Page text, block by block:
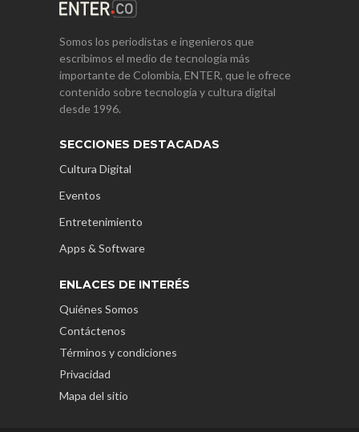
Somos los periodistas e ingenieros que
escribimos el medio de tecnología más
importante de Colombia, ENTER, que le ofrece
contenido sobre tecnología y cultura digital
desde 1996.
SECCIONES DESTACADAS
Cultura Digital
Eventos
Entretenimiento
Apps & Software
ENLACES DE INTERÉS
Quiénes Somos
Contáctenos
Términos y condiciones
Privacidad
Mapa del sitio